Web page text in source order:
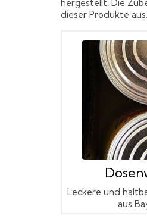
hergestellt. Die
dieser Produkte aus.
Leckere und
aus